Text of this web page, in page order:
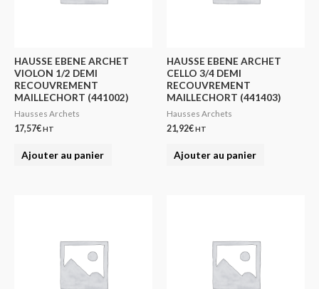
HAUSSE EBENE ARCHET
VIOLON 1/2 DEMI
RECOUVREMENT
MAILLECHORT (441002)
Hausses Archets
17,57€HT
Ajouter au panier
HAUSSE EBENE ARCHET
CELLO 3/4 DEMI
RECOUVREMENT
MAILLECHORT (441403)
Hausses Archets
21,92€HT
Ajouter au panier